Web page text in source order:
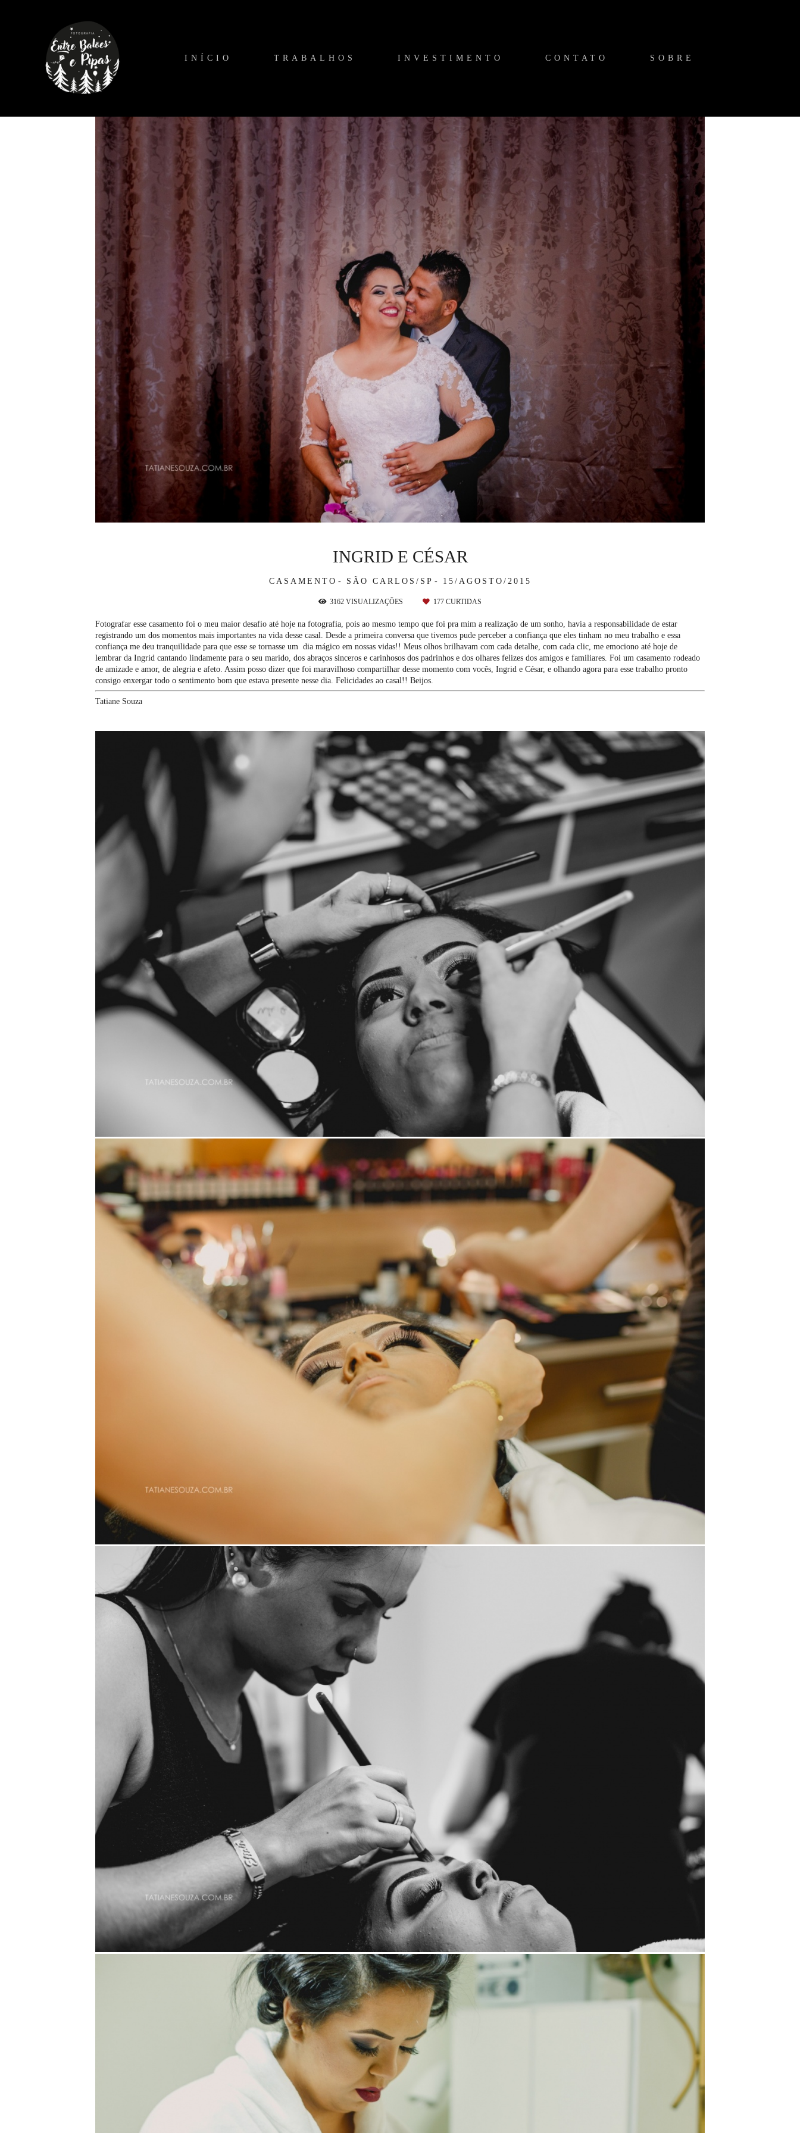
INÍCIO TRABALHOS INVESTIMENTO CONTATO SOBRE
CASAMENTO SÃO CARLOS/SP 15/AGOSTO/2015
INGRID E CÉSAR
3162 VISUALIZAÇÕES 177 CURTIDAS
Fotografar esse casamento foi o meu maior desafio até hoje na fotografia, pois ao mesmo tempo que foi pra mim a realização de um sonho, havia a responsabilidade de estar
registrando um dos momentos mais importantes na vida desse casal. Desde a primeira conversa que tivemos pude perceber a confiança que eles tinham no meu trabalho e essa
confiança me deu tranquilidade para que esse se tornasse um dia mágico em nossas vidas!! Meus olhos brilhavam com cada detalhe, com cada clic, me emociono até hoje de
lembrar da Ingrid cantando lindamente para o seu marido, dos abraços sinceros e carinhosos dos padrinhos e dos olhares felizes dos amigos e familiares. Foi um casamento rodeado
de amizade e amor, de alegria e afeto. Assim posso dizer que foi maravilhoso compartilhar desse momento com vocês, Ingrid e César, e olhando agora para esse trabalho pronto
consigo enxergar todo o sentimento bom que estava presente nesse dia. Felicidades ao casal!! Beijos.
Tatiane Souza